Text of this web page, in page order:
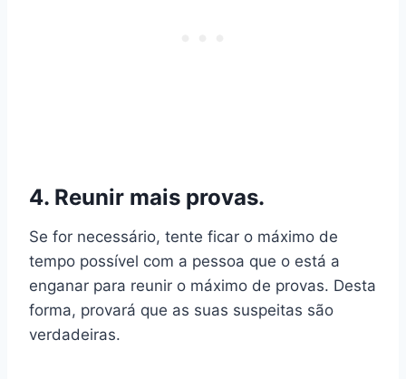
4. Reunir mais provas.
Se for necessário, tente ficar o máximo de
tempo possível com a pessoa que o está a
enganar para reunir o máximo de provas. Desta
forma, provará que as suas suspeitas são
verdadeiras.